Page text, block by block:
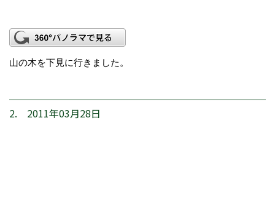
山の木を下見に行きました。
2. 2011年03月28日